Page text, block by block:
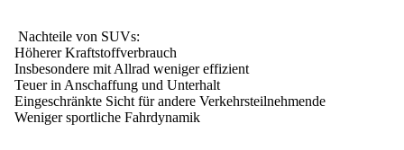
Nachteile von SUVs:
Höherer Kraftstoffverbrauch
Insbesondere mit Allrad weniger effizient
Teuer in Anschaffung und Unterhalt
Eingeschränkte Sicht für andere Verkehrsteilnehmende
Weniger sportliche Fahrdynamik